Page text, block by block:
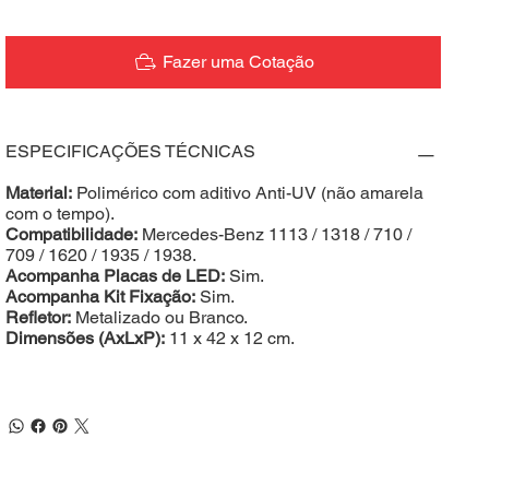
Fazer uma Cotação
ESPECIFICAÇÕES TÉCNICAS
Material:Polimérico com aditivo Anti-UV (não amarela
com o tempo).
Compatibilidade:Mercedes-Benz 1113 / 1318 / 710 /
709 / 1620 / 1935 / 1938.
Acompanha Placas de LED:Sim.
Acompanha Kit Fixação:Sim.
Refletor:Metalizado ou Branco.
Dimensões (AxLxP):11 x 42 x 12 cm.